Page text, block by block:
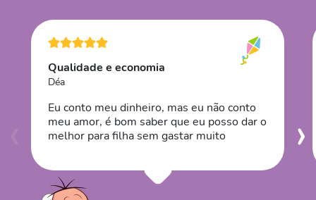
Qualidade e economia
Déa
Eu conto meu dinheiro, mas eu não conto
meu amor, é bom saber que eu posso dar o
melhor para filha sem gastar muito
›